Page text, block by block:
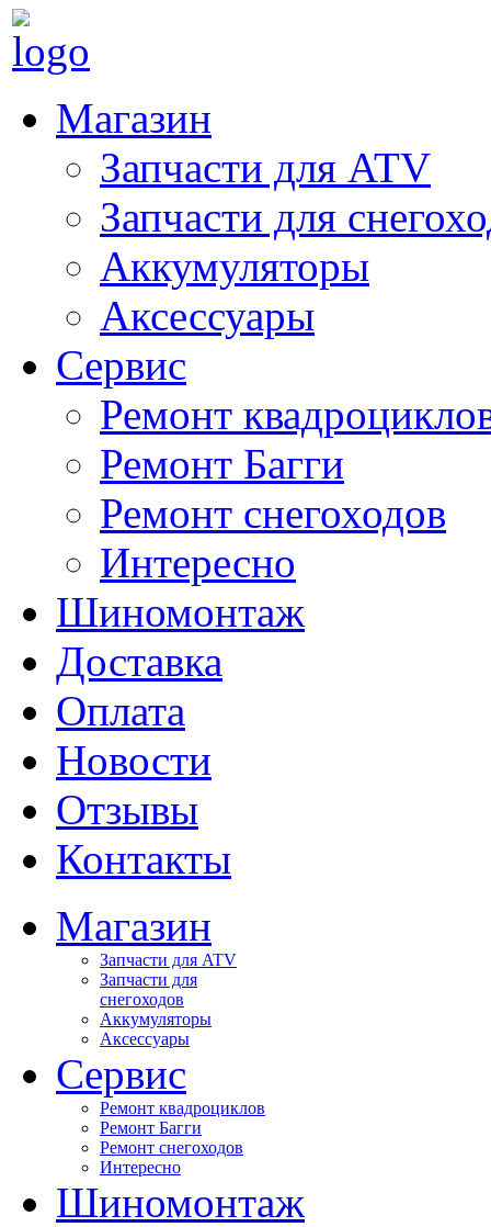
Магазин
Запчасти для ATV
Запчасти для
Аккумуляторы
Аксессуары
Сервис
Ремонт
Ремонт Багги
Ремонт снегоходов
Интересно
Шиномонтаж
Доставка
Оплата
Новости
Отзывы
Контакты
Магазин
Запчасти для ATV
Запчасти для
снегоходов
Аккумуляторы
Аксессуары
Сервис
Ремонт квадроциклов
Ремонт Багги
Ремонт снегоходов
Интересно
Шиномонтаж